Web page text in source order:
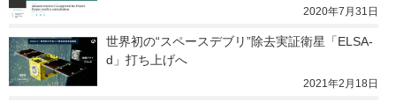
2020年7月31日
世界初の“スペースデブリ”除去実証衛星「ELSA-
d」打ち上げへ
2021年2月18日